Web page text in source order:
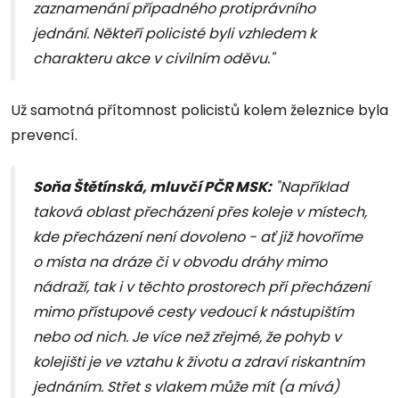
zaznamenání případného protiprávního
jednání. Někteří policisté byli vzhledem k
charakteru akce v civilním oděvu."
Už samotná přítomnost policistů kolem železnice byla
prevencí.
Soňa Štětínská, mluvčí PČR MSK:"Například
taková oblast přecházení přes koleje v místech,
kde přecházení není dovoleno - ať již hovoříme
o místa na dráze či v obvodu dráhy mimo
nádraží, tak i v těchto prostorech při přecházení
mimo přístupové cesty vedoucí k nástupištím
nebo od nich. Je více než zřejmé, že pohyb v
kolejišti je ve vztahu k životu a zdraví riskantním
jednáním. Střet s vlakem může mít (a mívá)